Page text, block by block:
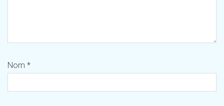
Nom *